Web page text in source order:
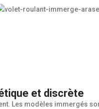
et discrète
Les modèles immergés